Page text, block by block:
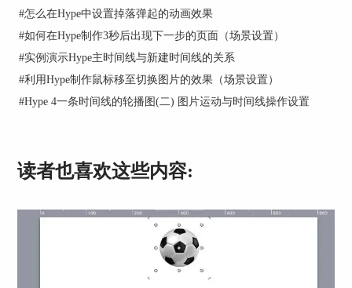
到00:02:09，沿着直线路径移动的动画，具体路径
如下图正中间红框蓝色线所示。
图3：录制移动动画
第四步：选中“顶部”组，录制一个从00:01:00到
#怎么在Hype中设置掉落弹起的动画效果
#如何在Hype制作3秒后出现下一步的页面（场景设置）
#实例演示Hype主时间线与新建时间线的关系
#利用Hype制作鼠标移至切换图片的效果（场景设置）
#Hype 4一条时间线的轮播图(二) 图片运动与时间线操作设置
读者也喜欢这些内容: